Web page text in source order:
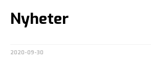
Nyheter
2020-09-30